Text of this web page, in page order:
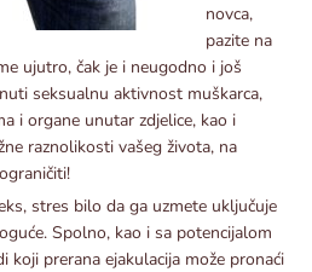
novca,
pazite na
ujutro, čak je i neugodno i još
seksualnu aktivnost muškarca,
i organe unutar zdjelice, kao i
raznolikosti vašeg života, na
stres bilo da ga uzmete uključuje
Spolno, kao i sa potencijalom
koji prerana ejakulacija može pronaći